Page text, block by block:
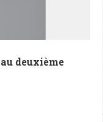
deuxième